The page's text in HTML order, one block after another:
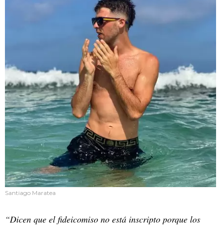
Santiago Maratea
“Dicen que el fideicomiso no está inscripto porque los